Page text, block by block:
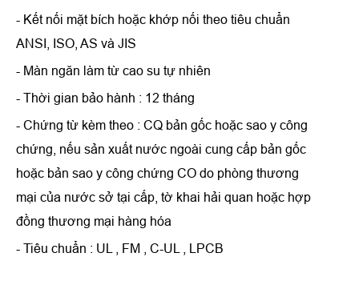
- Kết nối mặt bích hoặc khớp nối theo tiêu chuẩn
ANSI, ISO, AS và JIS
- Màn ngăn làm từ cao su tự nhiên
- Thời gian bảo hành : 12 tháng
- Chứng từ kèm theo : CQ bản gốc hoặc sao y công
chứng, nếu sản xuất nước ngoài cung cấp bản gốc
hoặc bản sao y công chứng CO do phòng thương
mại của nước sở tại cấp, tờ khai hải quan hoặc hợp
đồng thương mại hàng hóa
- Tiêu chuẩn : UL , FM , C-UL , LPCB